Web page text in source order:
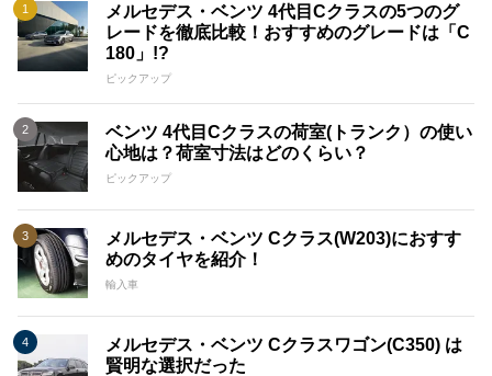
メルセデス・ベンツ 4代目Cクラスの5つのグ
レードを徹底比較！おすすめのグレードは「C
180」!?
ピックアップ
ベンツ 4代目Cクラスの荷室(トランク）の使い
心地は？荷室寸法はどのくらい？
ピックアップ
メルセデス・ベンツ Cクラス(W203)におすす
めのタイヤを紹介！
輸入車
メルセデス・ベンツ Cクラスワゴン(C350) は
賢明な選択だった